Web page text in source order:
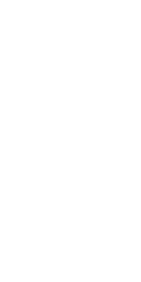
ПИЛОТ 2